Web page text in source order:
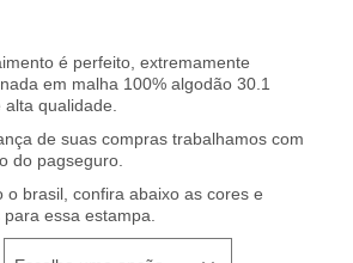
é perfeito, extremamente
em malha 100% algodão 30.1
qualidade.
de suas compras trabalhamos com
do pagseguro.
o brasil, confira abaixo as cores e
essa estampa.